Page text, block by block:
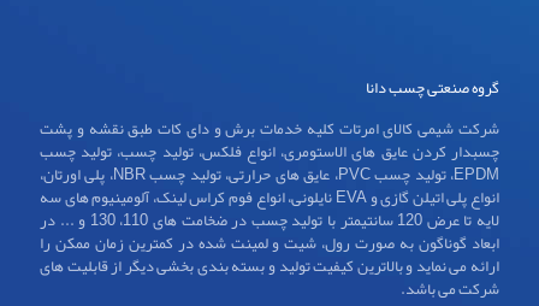
گروه صنعتی چسب دانا
شرکت شیمی کالای امرتات کلیه خدمات برش و دای کات طبق نقشه و پشت
چسبدار کردن عایق های الاستومری، انواع فلکس، تولید چسب، تولید چسب
EPDM، تولید چسب PVC، عایق های حرارتی، تولید چسب NBR، پلی اورتان،
انواع پلی اتیلن گازی و EVA نایلونی، انواع فوم کراس لینک، آلومینیوم های سه
لایه تا عرض 120 سانتیمتر با تولید چسب در ضخامت های 110، 130 و ... در
ابعاد گوناگون به صورت رول، شیت و لمینت شده در کمترین زمان ممکن را
ارائه می نماید و بالاترین کیفیت تولید و بسته بندی بخشی دیگر از قابلیت های
شرکت می باشد.